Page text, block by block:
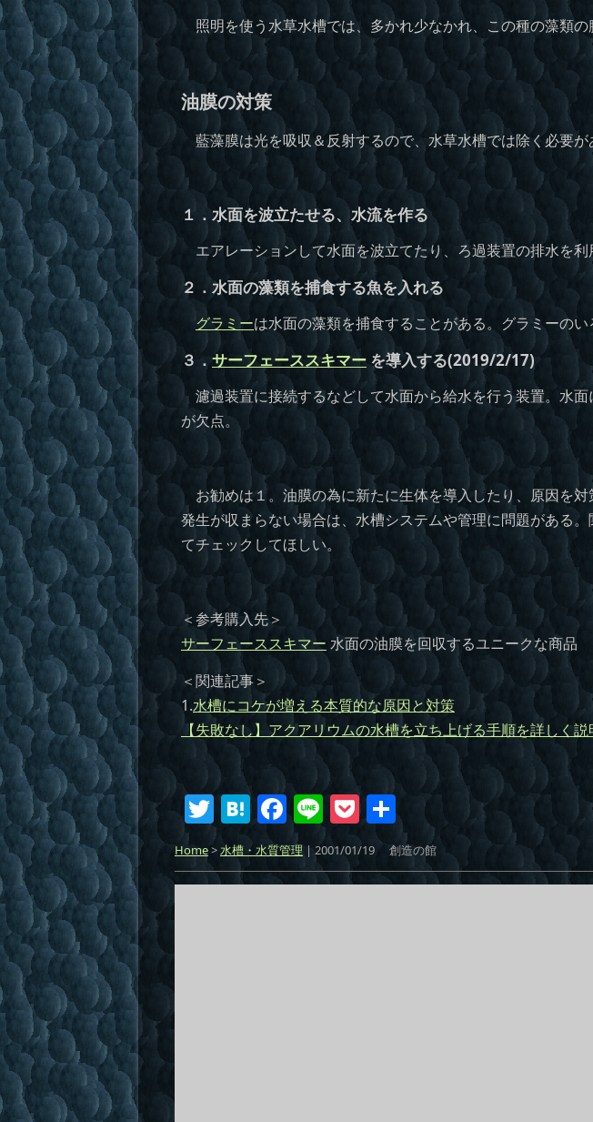
照明を使う水草水槽では、多かれ少なかれ、この種の藻類の
油膜の対策
藍藻膜は光を吸収＆反射するので、水草水槽では除く必要
１．水面を波立たせる、水流を作る
エアレーションして水面を波立てたり、ろ過装置の排水を利
２．水面の藻類を捕食する魚を入れる
グラミーは水面の藻類を捕食することがある。グラミーの
３． サーフェーススキマー を導入する(2019/2/17)
濾過装置に接続するなどして水面から給水を行う装置。水
が欠点。
お勧めは１。油膜の為に新たに生体を導入したり、原因を
発生が収まらない場合は、水槽システムや管理に問題がある
てチェックしてほしい。
＜参考購入先＞
サーフェーススキマー 水面の油膜を回収するユニークな商品
＜関連記事＞
1.水槽にコケが増える本質的な原因と対策
【失敗なし】アクアリウムの水槽を立ち上げる手順を詳しく
T
w
itt
er
H
at
e
n
F
a
c
e
Li
n
e
P
o
ck
et
共
有
Home>水槽・水質管理 | 2001/01/19 創造の館